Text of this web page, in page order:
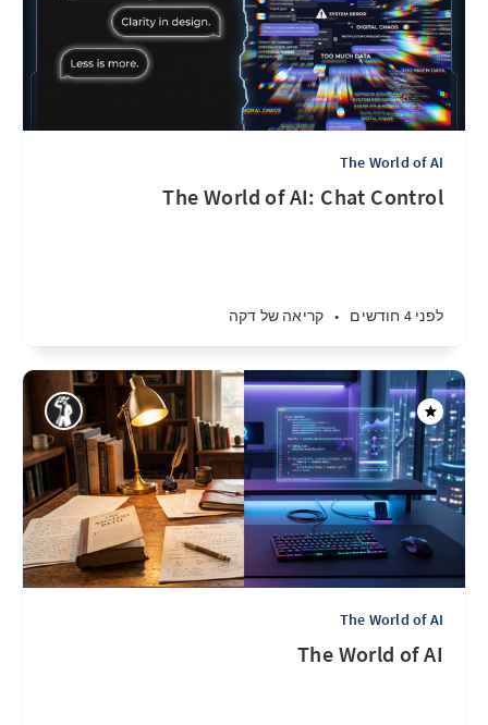
The World of AI
The World of AI: Chat Control
לפני 4 חודשים • קריאה של דקה
The World of AI
The World of AI